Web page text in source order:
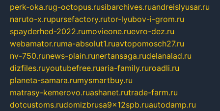
perk-oka.rug-octopus.rusibarchives.ruandreislyusar.ru
naruto-x.rupursefactory.rutor-lyubov-i-grom.ru
spayderhed-2022.rumovieone.ruevro-dez.ru
webamator.ruma-absolut1.ruavtopomosch27.ru
nv-750.runews-plain.runertansaga.rudelanalad.ru
dizfiles.ruyoutubefree.ruaria-family.ruroadli.ru
planeta-samara.rumysmartbuy.ru
matrasy-kemerovo.ruashanet.rutrade-farm.ru
dotcustoms.rudomizbrusa9x12spb.ruautodamp.ru